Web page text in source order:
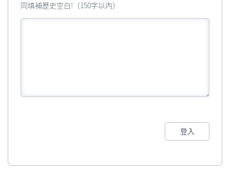
同填補歷史空白!（150字以內）
登入